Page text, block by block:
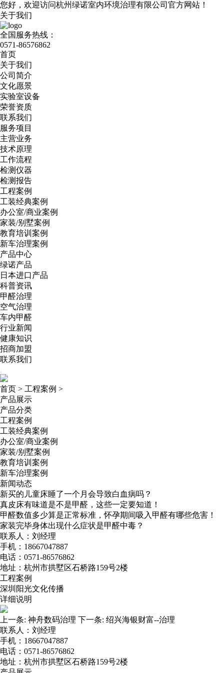
您好，欢迎访问杭州绿诺室内环境治理有限公司官方网站！
关于我们
全国服务热线：
0571-86576862
首页
关于我们
公司简介
文化愿景
实验室设备
荣誉资质
联系我们
服务项目
主营业务
技术原理
工作流程
检测仪器
检测报告
工程案例
工装经典案例
办公室/商业案例
家装/别墅案例
教育培训案例
新车治理案例
产品中心
绿诺产品
日本进口产品
科普资讯
甲醛治理
空气治理
车内甲醛
行业新闻
健康知识
招商加盟
联系我们
首页 > 工程案例 >
产品展示
产品分类
工程案例
工装经典案例
办公室/商业案例
家装/别墅案例
教育培训案例
新车治理案例
新闻动态
新买的儿童床睡了一个月会导致白血病吗？
真皮床有味道是不是甲醛，这些一定要知道！
甲醛数值多少算是正常标准，怀孕期间吸入甲醛有哪些危害！
家装完毕身体出现什么症状是甲醛中毒？
联系人：刘经理
手机：18667047887
电话：0571-86576862
地址：杭州市拱墅区石桥路159号2楼
工程案例
深圳阳光文化传播
详细说明
上一条: 神舟数码治理 下一条: 绍兴海银财富--治理
联系人：刘经理
手机：18667047887
电话：0571-86576862
地址：杭州市拱墅区石桥路159号2楼